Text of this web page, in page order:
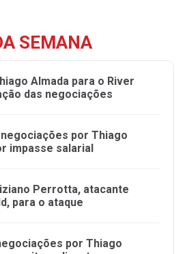
SEMANA
Almada para o River
das negociações
por Thiago
impasse salarial
Perrotta, atacante
para o ataque
por Thiago